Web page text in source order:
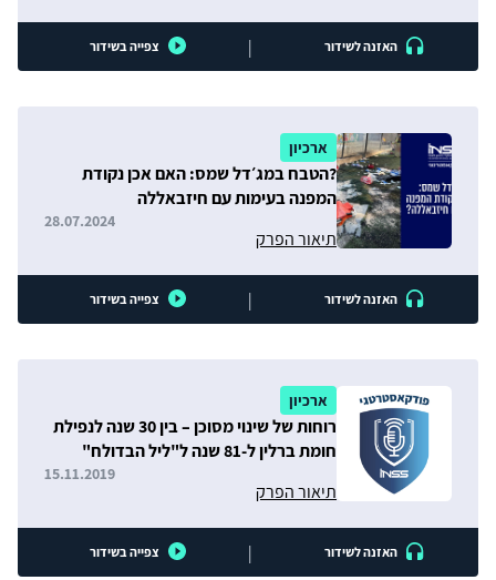
האזנה לשידור | צפייה בשידור
ארכיון
?הטבח במג׳דל שמס: האם אכן נקודת
המפנה בעימות עם חיזבאללה
תיאור הפרק
28.07.2024
האזנה לשידור | צפייה בשידור
ארכיון
רוחות של שינוי מסוכן – בין 30 שנה לנפילת
חומת ברלין ל-81 שנה ל"ליל הבדולח"
תיאור הפרק
15.11.2019
האזנה לשידור | צפייה בשידור